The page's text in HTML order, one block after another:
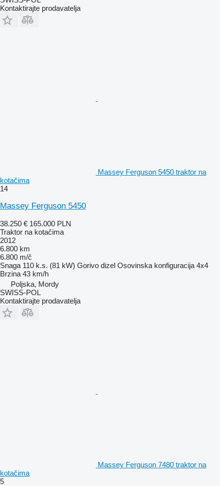
Kontaktirajte prodavatelja
Massey Ferguson 5450 traktor na
kotačima
14
Massey Ferguson 5450
38.250 € 165.000 PLN
Traktor na kotačima
2012
6.800 km
6.800 m/č
Snaga 110 k.s. (81 kW) Gorivo dizel Osovinska konfiguracija 4x4
Brzina 43 km/h
Poljska, Mordy
SWISS-POL
Kontaktirajte prodavatelja
Massey Ferguson 7480 traktor na
kotačima
5